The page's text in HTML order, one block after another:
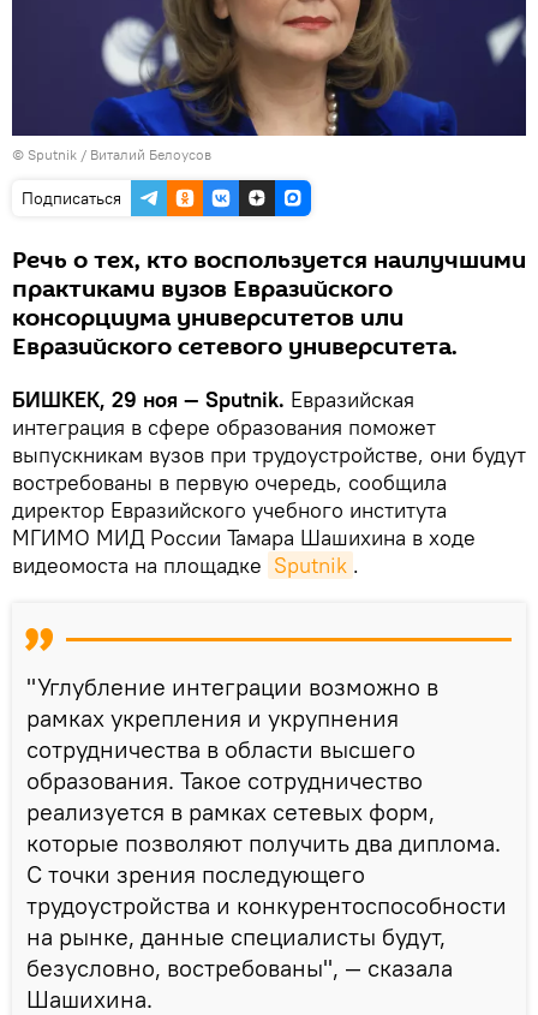
© Sputnik / Виталий Белоусов
Подписаться
Речь о тех, кто воспользуется наилучшими
практиками вузов Евразийского
консорциума университетов или
Евразийского сетевого университета.
БИШКЕК, 29 ноя — Sputnik. Евразийская
интеграция в сфере образования поможет
выпускникам вузов при трудоустройстве, они будут
востребованы в первую очередь, сообщила
директор Евразийского учебного института
МГИМО МИД России Тамара Шашихина в ходе
видеомоста на площадке Sputnik .
"Углубление интеграции возможно в
рамках укрепления и укрупнения
сотрудничества в области высшего
образования. Такое сотрудничество
реализуется в рамках сетевых форм,
которые позволяют получить два диплома.
С точки зрения последующего
трудоустройства и конкурентоспособности
на рынке, данные специалисты будут,
безусловно, востребованы", — сказала
Шашихина.